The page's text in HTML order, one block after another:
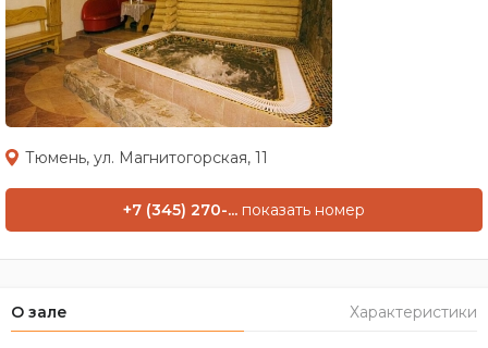
Тюмень, ул. Магнитогорская, 11
+7 (345) 270-... показать номер
О зале Характеристики